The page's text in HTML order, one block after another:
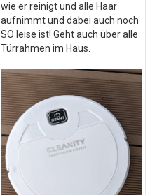
wie er reinigt und alle Haar
aufnimmt und dabei auch noch
SO leise ist! Geht auch über alle
Türrahmen im Haus.